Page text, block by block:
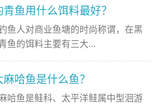
青鱼用什么饵料最好？
鱼人对商业鱼塘的时尚称谓，在黑
鱼的饵料主要有三大...
哈鱼是什么鱼？
哈鱼是鲑科、太平洋鲑属中型洄游